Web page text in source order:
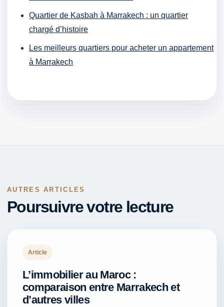
Quartier de Kasbah à Marrakech : un quartier
chargé d’histoire
Les meilleurs quartiers pour acheter un appartement
à Marrakech
AUTRES ARTICLES
Poursuivre votre lecture
Article
L’immobilier au Maroc :
comparaison entre Marrakech et
d’autres villes